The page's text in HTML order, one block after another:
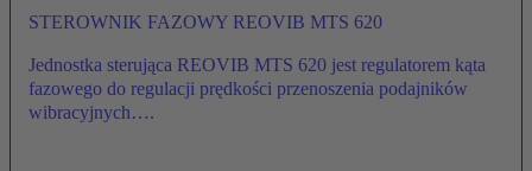
STEROWNIK FAZOWY REOVIB MTS 620
Jednostka sterująca REOVIB MTS 620 jest regulatorem kąta
fazowego do regulacji prędkości przenoszenia podajników
wibracyjnych….